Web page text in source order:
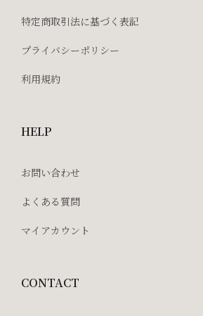
特定商取引法に基づく表記
プライバシーポリシー
利用規約
HELP
お問い合わせ
よくある質問
マイアカウント
CONTACT